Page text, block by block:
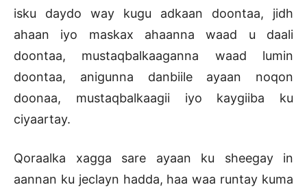
isku daydo way kugu adkaan doontaa, jidh
ahaan iyo maskax ahaanna waad u daali
doontaa, mustaqbalkaaganna waad lumin
doontaa, anigunna danbiile ayaan noqon
doonaa, mustaqbalkaagii iyo kaygiiba ku
ciyaartay.
Qoraalka xagga sare ayaan ku sheegay in
aannan ku jeclayn hadda, haa waa runtay kuma